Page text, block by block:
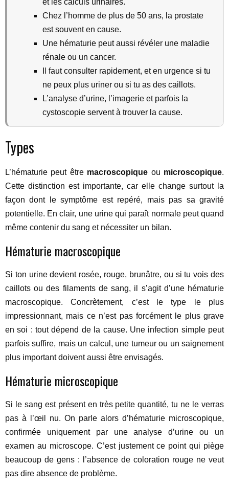
et les calculs urinaires.
Chez l’homme de plus de 50 ans, la prostate
est souvent en cause.
Une hématurie peut aussi révéler une maladie
rénale ou un cancer.
Il faut consulter rapidement, et en urgence si tu
ne peux plus uriner ou si tu as des caillots.
L’analyse d’urine, l’imagerie et parfois la
cystoscopie servent à trouver la cause.
Types
L’hématurie peut être macroscopique ou microscopique.
Cette distinction est importante, car elle change surtout la
façon dont le symptôme est repéré, mais pas sa gravité
potentielle. En clair, une urine qui paraît normale peut quand
même contenir du sang et nécessiter un bilan.
Hématurie macroscopique
Si ton urine devient rosée, rouge, brunâtre, ou si tu vois des
caillots ou des filaments de sang, il s’agit d’une hématurie
macroscopique. Concrètement, c’est le type le plus
impressionnant, mais ce n’est pas forcément le plus grave
en soi : tout dépend de la cause. Une infection simple peut
parfois suffire, mais un calcul, une tumeur ou un saignement
plus important doivent aussi être envisagés.
Hématurie microscopique
Si le sang est présent en très petite quantité, tu ne le verras
pas à l’œil nu. On parle alors d’hématurie microscopique,
confirmée uniquement par une analyse d’urine ou un
examen au microscope. C’est justement ce point qui piège
beaucoup de gens : l’absence de coloration rouge ne veut
pas dire absence de problème.